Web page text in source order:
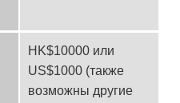
HK$10000 или
US$1000 (также
возможны другие